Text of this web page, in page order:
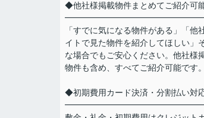
◆他社様掲載物件まとめてご紹介可
「すでに気になる物件がある」「他
イトで見た物件を紹介してほしい」
な場合でもご安心ください。他社様
物件も含め、すべてご紹介可能です
◆初期費用カード決済・分割払い対